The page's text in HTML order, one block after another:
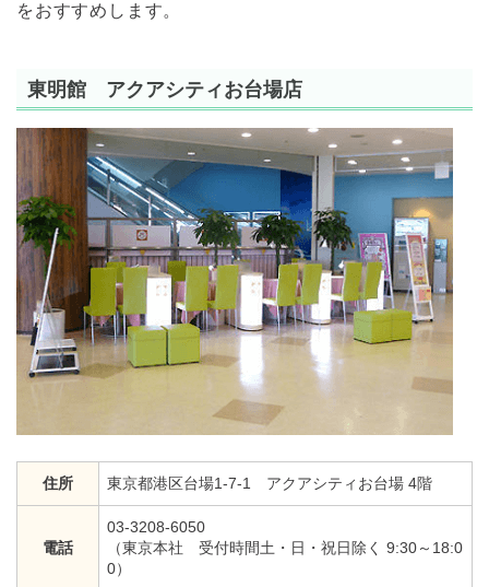
をおすすめします。
東明館 アクアシティお台場店
住所 東京都港区台場1-7-1 アクアシティお台場 4階
電話
03-3208-6050
（東京本社 受付時間土・日・祝日除く 9:30～18:0
0）